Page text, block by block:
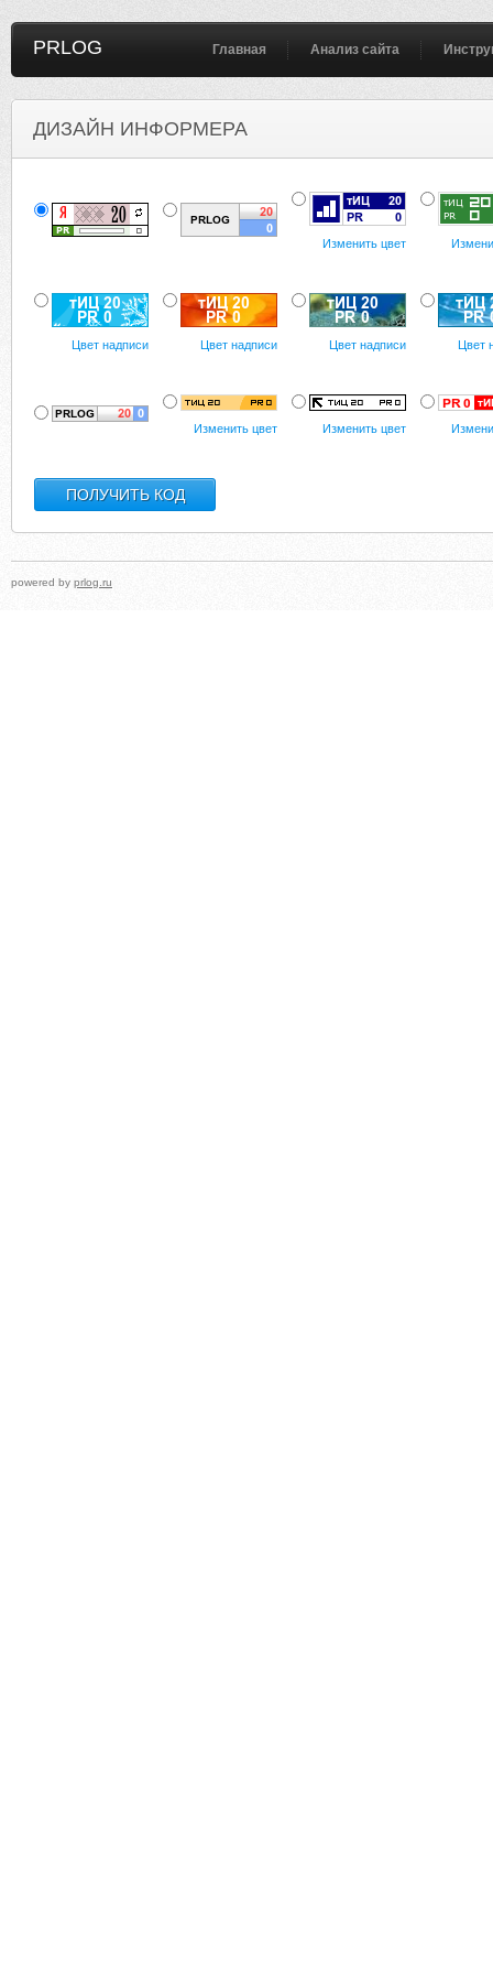
PRLOG Главная Анализ сайта
ДИЗАЙН ИНФОРМЕРА
Изменить цвет
Цвет надписи Цвет надписи Цвет надписи Цвет
Изменить цвет Изменить цвет
powered by prlog.ru